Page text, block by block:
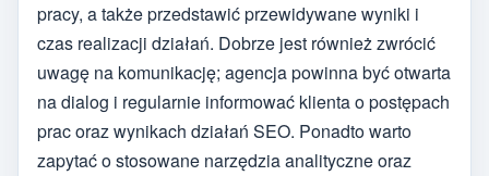
pracy, a także przedstawić przewidywane wyniki i
czas realizacji działań. Dobrze jest również zwrócić
uwagę na komunikację; agencja powinna być otwarta
na dialog i regularnie informować klienta o postępach
prac oraz wynikach działań SEO. Ponadto warto
zapytać o stosowane narzędzia analityczne oraz